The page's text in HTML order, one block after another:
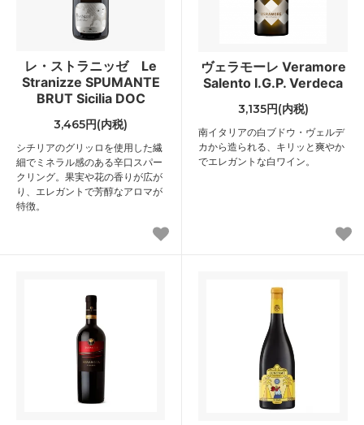
レ・ストラニッゼ Le
Stranizze SPUMANTE
BRUT Sicilia DOC
3,465円(内税)
シチリアのグリッロを使用した繊
細でミネラル感のある辛口スパー
クリング。果実や花の香りが広が
り、エレガントで芳醇なアロマが
特徴。
ヴェラモーレ Veramore
Salento I.G.P. Verdeca
3,135円(内税)
南イタリアの白ブドウ・ヴェルデ
カから造られる、キリッと爽やか
でエレガントな白ワイン。